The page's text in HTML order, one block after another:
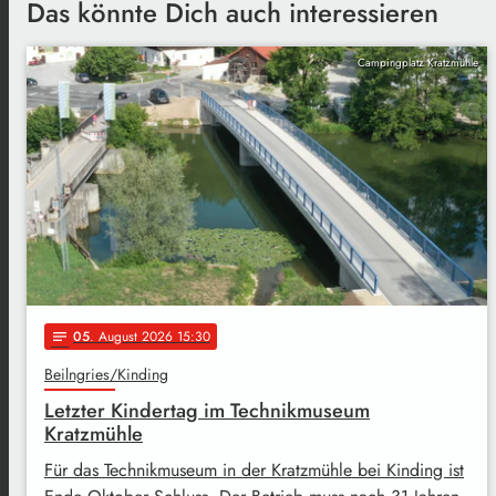
Das könnte Dich auch interessieren
Campingplatz Kratzmühle
notes 05. August 2026 15:30
Beilngries/Kinding
Letzter Kindertag im Technikmuseum
Kratzmühle
Für das Technikmuseum in der Kratzmühle bei Kinding ist